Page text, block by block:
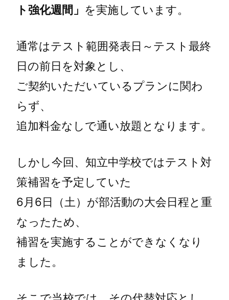
ト強化週間」 を実施しています。
通常はテスト範囲発表日～テスト最終
日の前日を対象とし、
ご契約いただいているプランに関わ
らず、
追加料金なしで通い放題となります。
しかし今回、知立中学校ではテスト対
策補習を予定していた
6月6日（土）が部活動の大会日程と重
なったため、
補習を実施することができなくなり
ました。